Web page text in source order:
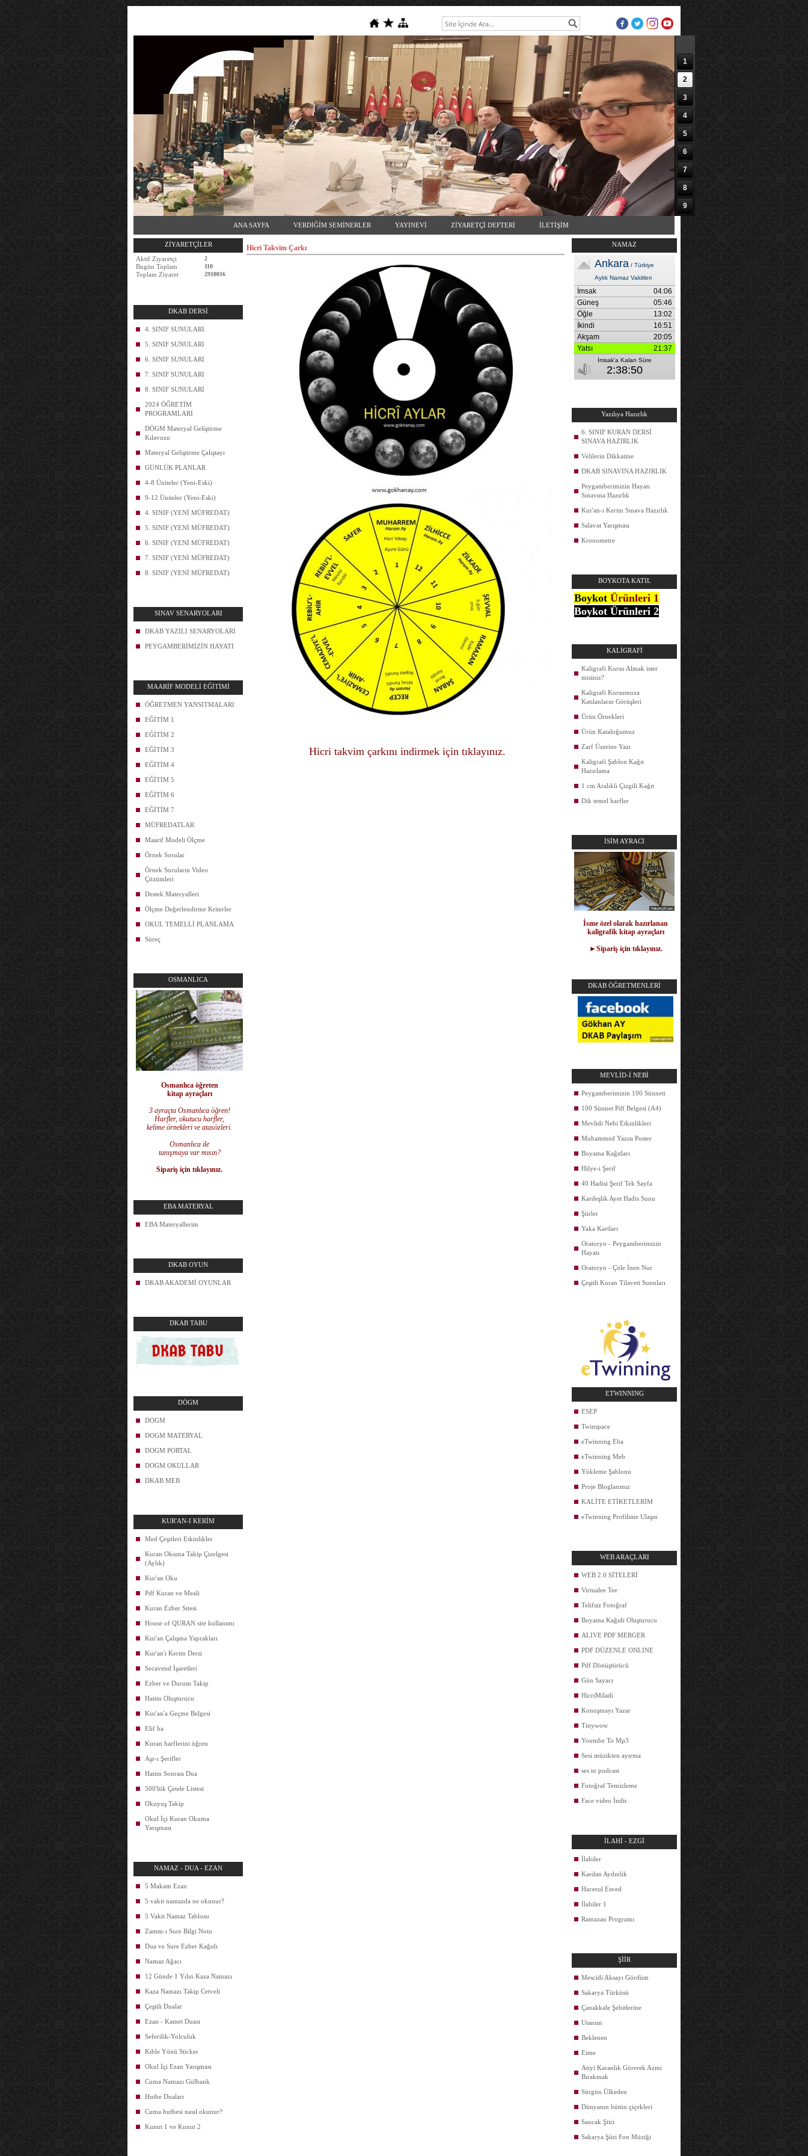
1
2
3
4
5
6
7
8
9
ANA SAYFA VERDİĞİM SEMİNERLER YAYINEVİ ZİYARETÇİ DEFTERİ İLETİŞİM
ZİYARETÇİLER
Aktif Ziyaretçi
2
Bugün Toplam 110
Toplam Ziyaret 2910016
DKAB DERSİ
4. SINIF SUNULARI
5. SINIF SUNULARI
6. SINIF SUNULARI
7. SINIF SUNULARI
8. SINIF SUNULARI
2024 ÖĞRETİM
PROGRAMLARI
DÖGM Materyal Geliştirme
Kılavuzu
Materyal Geliştirme Çalıştayı
GÜNLÜK PLANLAR
4-8 Üniteler (Yeni-Eski)
9-12 Üniteler (Yeni-Eski)
4. SINIF (YENİ MÜFREDAT)
5. SINIF (YENİ MÜFREDAT)
6. SINIF (YENİ MÜFREDAT)
7. SINIF (YENİ MÜFREDAT)
8. SINIF (YENİ MÜFREDAT)
SINAV SENARYOLARI
DKAB YAZILI SENARYOLARI
PEYGAMBERİMİZİN HAYATI
MAARİF MODELİ EĞİTİMİ
ÖĞRETMEN YANSITMALARI
EĞİTİM 1
EĞİTİM 2
EĞİTİM 3
EĞİTİM 4
EĞİTİM 5
EĞİTİM 6
EĞİTİM 7
MÜFREDATLAR
Maarif Modeli Ölçme
Örnek Sorular
Örnek Soruların Video
Çözümleri
Destek Materyalleri
Ölçme Değerlendirme Kriterler
OKUL TEMELLİ PLANLAMA
Süreç
OSMANLICA
Osmanlıca öğreten
kitap ayraçları
3 ayraçta Osmanlıca öğren!
Harfler, okutucu harfler,
kelime örnekleri ve atasözleri.
Osmanlıca ile
tanışmaya var mısın?
Sipariş için tıklayınız.
EBA MATERYAL
EBA Materyallerim
DKAB OYUN
DKAB AKADEMİ OYUNLAR
DKAB TABU
DÖGM
DOGM
DOGM MATERYAL
DOGM PORTAL
DOGM OKULLAR
DKAB MEB
KUR'AN-I KERİM
Med Çeşitleri Etkinlikler
Kuran Okuma Takip Çizelgesi
(Aylık)
Kur'an Oku
Pdf Kuran ve Meali
Kuran Ezber Sitesi
House of QURAN site kullanımı
Kur'an Çalışma Yaprakları
Kur'an'ı Kerim Dersi
Secavend İşaretleri
Ezber ve Durum Takip
Hatim Oluşturucu
Kur'an'a Geçme Belgesi
Elif ba
Kuran harflerini öğren
Aşr-ı Şerifler
Hatim Sonrası Dua
500'lük Çetele Listesi
Okuyuş Takip
Okul İçi Kuran Okuma
Yarışması
NAMAZ - DUA - EZAN
5 Makam Ezan
5 vakit namazda ne okunur?
5 Vakit Namaz Tablosu
Zamm-ı Sure Bilgi Notu
Dua ve Sure Ezber Kağıdı
Namaz Ağacı
12 Günde 1 Yılın Kaza Namazı
Kaza Namazı Takip Cetveli
Çeşitli Dualar
Ezan - Kamet Duası
Seferilik-Yolculuk
Kıble Yönü Sticker
Okul İçi Ezan Yarışması
Cuma Namazı Gülbank
Hutbe Duaları
Cuma hutbesi nasıl okunur?
Kunut 1 ve Kunut 2
Hicri Takvim Çarkı
Hicri takvim çarkını indirmek için tıklayınız.
NAMAZ
Yazılıya Hazırlık
6. SINIF KURAN DERSİ
SINAVA HAZIRLIK
Velilerin Dikkatine
DKAB SINAVINA HAZIRLIK
Peygamberimizin Hayatı
Sınavına Hazırlık
Kur'an-ı Kerim Sınava Hazırlık
Salavat Yarışması
Kronometre
BOYKOTA KATIL
Boykot Ürünleri 1
Boykot Ürünleri 2
KALİGRAFİ
Kaligrafi Kursu Almak ister
misiniz?
Kaligrafi Kursumuza
Katılanların Görüşleri
Ürün Örnekleri
Ürün Kataloğumuz
Zarf Üzerine Yazı
Kaligrafi Şablon Kağıt
Hazırlama
1 cm Aralıklı Çizgili Kağıt
Dik temel harfler
İSİM AYRACI
İsme özel olarak hazırlanan
kaligrafik kitap ayraçları
►Sipariş için tıklayınız.
DKAB ÖĞRETMENLERİ
MEVLİD-İ NEBİ
Peygamberimizin 100 Sünneti
100 Sünnet Pdf Belgesi (A4)
Mevlidi Nebi Etkinlikleri
Muhammed Yazısı Poster
Boyama Kağıtları
Hilye-i Şerif
40 Hadisi Şerif Tek Sayfa
Kardeşlik Ayet Hadis Sunu
Şiirler
Yaka Kartları
Oratoryo - Peygamberimizin
Hayatı
Oratoryo - Çöle İnen Nur
Çeşitli Kuran Tilaveti Sunuları
ETWINNING
ESEP
Twinspace
eTwinning Eba
eTwinning Meb
Yükleme Şablonu
Proje Bloglarımız
KALİTE ETİKETLERİM
eTwinning Profilime Ulaşın
WEB ARAÇLARI
WEB 2.0 SİTELERİ
Virtualee Tee
Telifsiz Fotoğraf
Boyama Kağıdı Oluşturucu
ALIVE PDF MERGER
PDF DÜZENLE ONLINE
Pdf Dönüştürücü
Gün Sayacı
HicriMiladi
Konuşmayı Yazar
Tinywow
Youtube To Mp3
Sesi müzikten ayırma
ses to podcast
Fotoğraf Temizleme
Face video İndir
İLAHİ - EZGİ
İlahiler
Kardan Aydınlık
Hacerul Esved
İlahiler 1
Ramazan Programı
ŞİİR
Mescidi Aksayı Gördüm
Sakarya Türküsü
Çanakkale Şehitlerine
Utansın
Beklenen
Etme
Atiyi Karanlık Görerek Azmi
Bırakmak
Sürgün Ülkeden
Dünyanın bütün çiçekleri
Sancak Şiiri
Sakarya Şiiri Fon Müziği